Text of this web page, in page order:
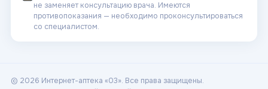
не заменяет консультацию врача. Имеются
противопоказания — необходимо проконсультироваться
со специалистом.
© 2026 Интернет-аптека «03». Все права защищены.